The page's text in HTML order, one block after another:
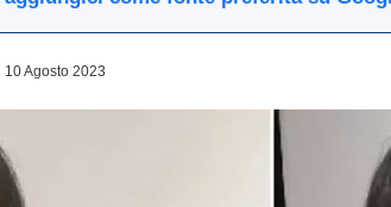
10 Agosto 2023